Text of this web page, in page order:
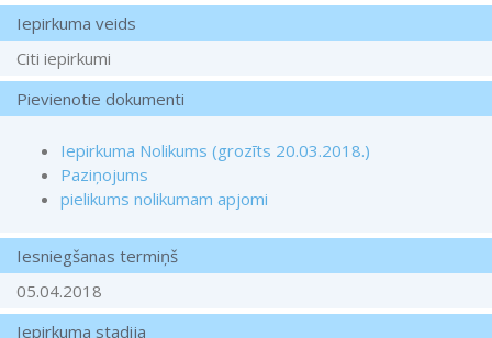
Iepirkuma veids
Citi iepirkumi
Pievienotie dokumenti
Iepirkuma Nolikums (grozīts 20.03.2018.)
Paziņojums
pielikums nolikumam apjomi
Iesniegšanas termiņš
05.04.2018
Iepirkuma stadija